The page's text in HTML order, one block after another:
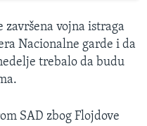
završena vojna istraga
Nacionalne garde i da
trebalo da budu
SAD zbog Flojdove